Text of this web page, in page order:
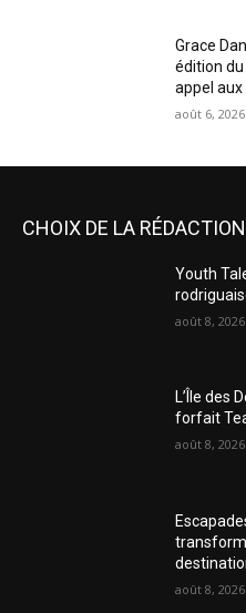
Grace
édition
appel
août 6, 2026
CHOIX DE LA RÉDACTION
Youth
août 8, 2026
L’Île des
forfait
août 8, 2026
août 8, 2026